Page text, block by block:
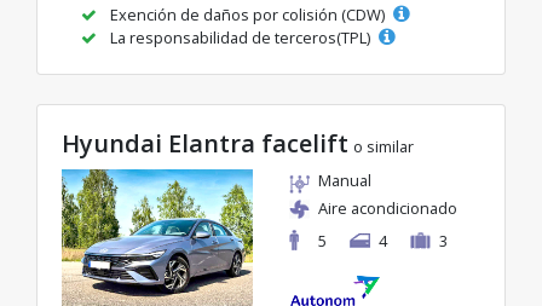
Exención de daños por colisión (CDW)
La responsabilidad de terceros(TPL)
Hyundai Elantra facelift o similar
Manual
Aire acondicionado
5
4 3